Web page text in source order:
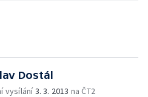
Dostál
vysílání3. 3. 2013 na ČT2